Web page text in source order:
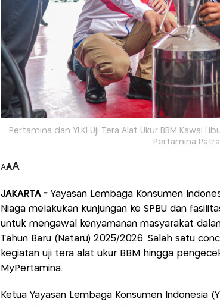
Pertamina dan YLKI Uji Tera Alat Ukur BBM Kawal
Pertamina
AAA
JAKARTA -Yayasan Lembaga Konsumen
Niaga melakukan kunjungan ke SPBU dan
untuk mengawal kenyamanan masyarakat
Tahun Baru (Nataru) 2025/2026. Salah satu
kegiatan uji tera alat ukur BBM hingga
MyPertamina.
Ketua Yayasan Lembaga Konsumen Indonesia